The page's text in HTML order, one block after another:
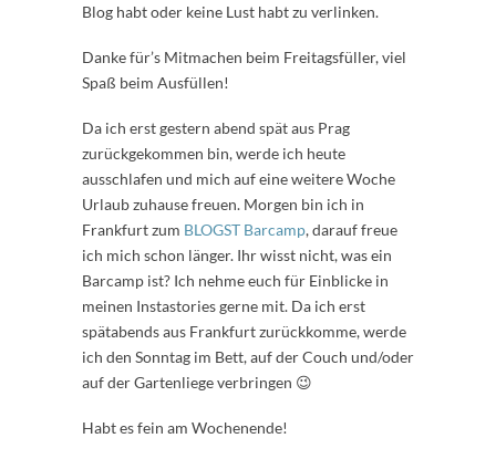
Blog habt oder keine Lust habt zu verlinken.
Danke für’s Mitmachen beim Freitagsfüller, viel
Spaß beim Ausfüllen!
Da ich erst gestern abend spät aus Prag
zurückgekommen bin, werde ich heute
ausschlafen und mich auf eine weitere Woche
Urlaub zuhause freuen. Morgen bin ich in
Frankfurt zum BLOGST Barcamp, darauf freue
ich mich schon länger. Ihr wisst nicht, was ein
Barcamp ist? Ich nehme euch für Einblicke in
meinen Instastories gerne mit. Da ich erst
spätabends aus Frankfurt zurückkomme, werde
ich den Sonntag im Bett, auf der Couch und/oder
auf der Gartenliege verbringen 😉
Habt es fein am Wochenende!